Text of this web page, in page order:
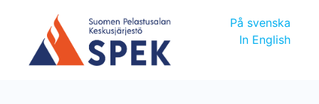
På svenska
In English